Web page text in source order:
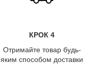
КРОК 4
Отримайте товар будь-
яким способом доставки